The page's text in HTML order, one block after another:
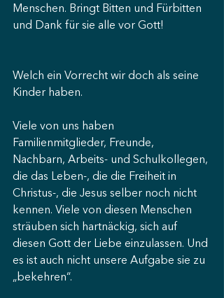
Menschen. Bringt Bitten und Fürbitten
und Dank für sie alle vor Gott!
Welch ein Vorrecht wir doch als seine
Kinder haben.
Viele von uns haben
Familienmitglieder, Freunde,
Nachbarn, Arbeits- und Schulkollegen,
die das Leben-, die die Freiheit in
Christus-, die Jesus selber noch nicht
kennen. Viele von diesen Menschen
sträuben sich hartnäckig, sich auf
diesen Gott der Liebe einzulassen. Und
es ist auch nicht unsere Aufgabe sie zu
„bekehren“.